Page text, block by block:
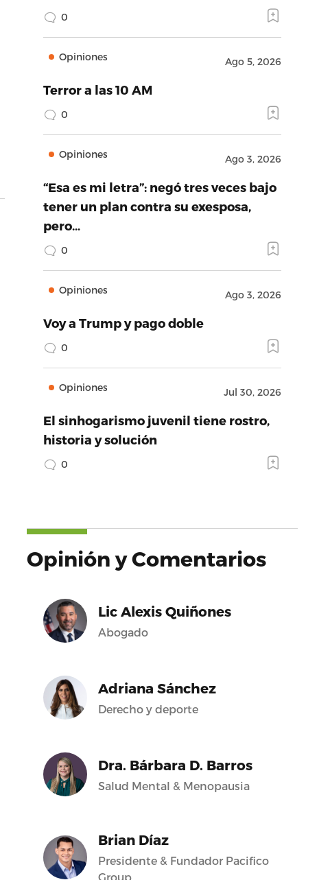
0
Opiniones Ago 5, 2026
Terror a las 10 AM
0
Opiniones Ago 3, 2026
“Esa es mi letra”: negó tres veces bajo
tener un plan contra su exesposa,
pero…
0
Opiniones Ago 3, 2026
Voy a Trump y pago doble
0
Opiniones Jul 30, 2026
El sinhogarismo juvenil tiene rostro,
historia y solución
0
Opinión y Comentarios
Lic Alexis Quiñones
Abogado
Adriana Sánchez
Derecho y deporte
Dra. Bárbara D. Barros
Salud Mental & Menopausia
Brian Díaz
Presidente & Fundador Pacifico
Group